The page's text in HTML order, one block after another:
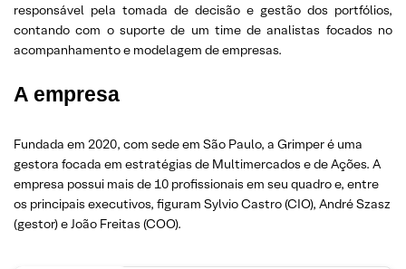
responsável pela tomada de decisão e gestão dos portfólios,
contando com o suporte de um time de analistas focados no
acompanhamento e modelagem de empresas.
A empresa
Fundada em 2020, com sede em São Paulo, a Grimper é uma
gestora focada em estratégias de Multimercados e de Ações. A
empresa possui mais de 10 profissionais em seu quadro e, entre
os principais executivos, figuram Sylvio Castro (CIO), André Szasz
(gestor) e João Freitas (COO).